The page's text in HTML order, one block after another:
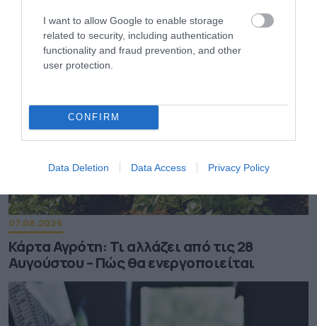
I want to allow Google to enable storage
related to security, including authentication
functionality and fraud prevention, and other
user protection.
CONFIRM
Data Deletion Data Access Privacy Policy
3,4% – «Καίνε» οι τιμές στα κρέατα
07.08.2026
Κάρτα Αγρότη: Τι αλλάζει από τις 28
Αυγούστου – Πώς θα ενεργοποιείται